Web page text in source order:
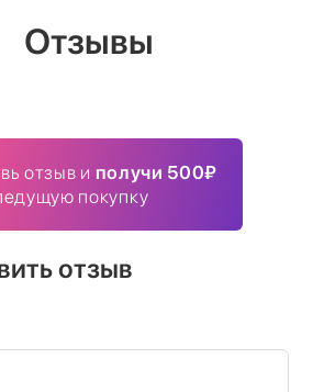
Отзывы
отзыв и получи 500₽
покупку
отзыв